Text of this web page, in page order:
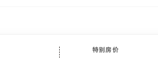
特别房价